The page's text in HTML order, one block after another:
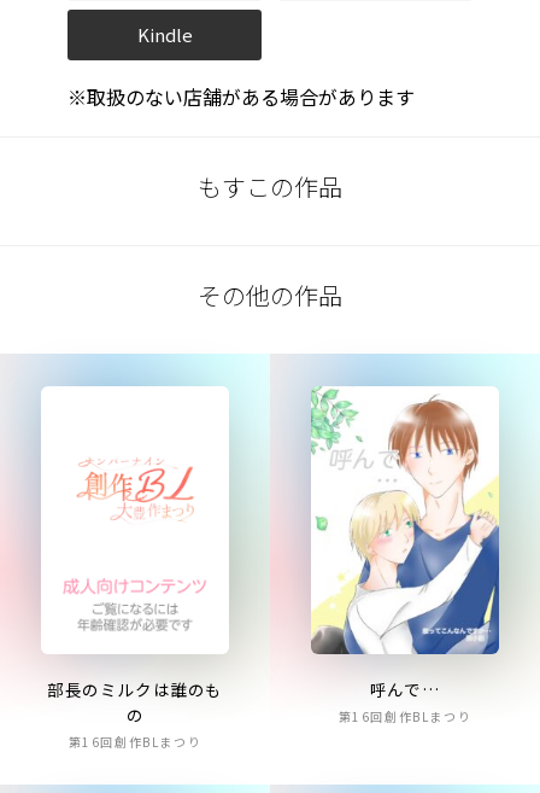
Kindle
※取扱のない店舗がある場合があります
もすこの作品
その他の作品
部長のミルクは誰のも
の
第16回創作BLまつり
呼んで…
第16回創作BLまつり